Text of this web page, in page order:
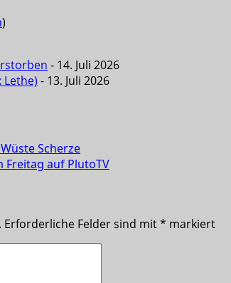
)
- 14. Juli 2026
Lethe) - 13. Juli 2026
Scherze
Freitag auf PlutoTV
Erforderliche Felder sind mit* markiert